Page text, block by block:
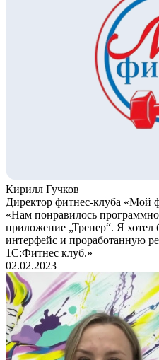
Кирилл Гучков
Директор фитнес-клуба «Мой
«Нам понравилось
приложение „Тренер“. Я
интерфейс и проработанную
1С:Фитнес клуб.»
02.02.2023